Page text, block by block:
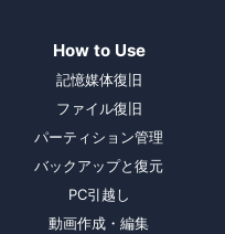
How to Use
記憶媒体復旧
ファイル復旧
パーティション管理
バックアップと復元
PC引越し
動画作成・編集